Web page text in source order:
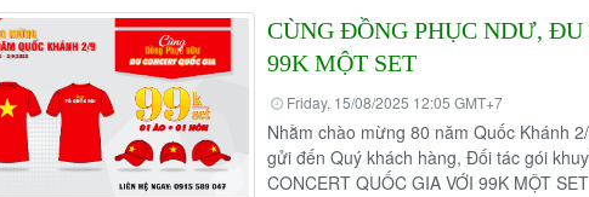
CÙNG ĐỒNG PHỤC NDƯ, ĐU
99K MỘT SET
Friday, 15/08/2025 12:05 GMT+7
Nhằm chào mừng 80 năm Quốc Khánh
gửi đến Quý khách hàng, Đối tác gói
CONCERT QUỐC GIA VỚI 99K MỘT